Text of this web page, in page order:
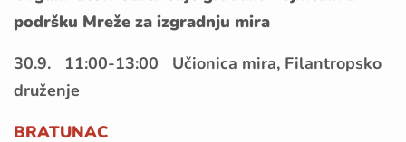
podršku Mreže za izgradnju mira
30.9. 11:00-13:00 Učionica mira, Filantropsko
druženje
BRATUNAC